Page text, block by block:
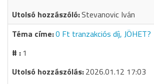
Stevanovic Iván
0 Ft tranzakciós díj, JÖHET?
1
2026.01.12 17:03